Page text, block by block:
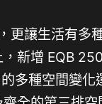
更讓生活有多
新增 EQB
多種空間變